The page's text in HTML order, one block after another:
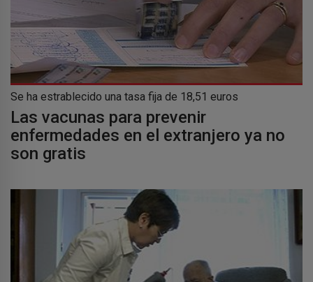
Se ha estrablecido una tasa fija de 18,51 euros
Las vacunas para prevenir
enfermedades en el extranjero ya no
son gratis